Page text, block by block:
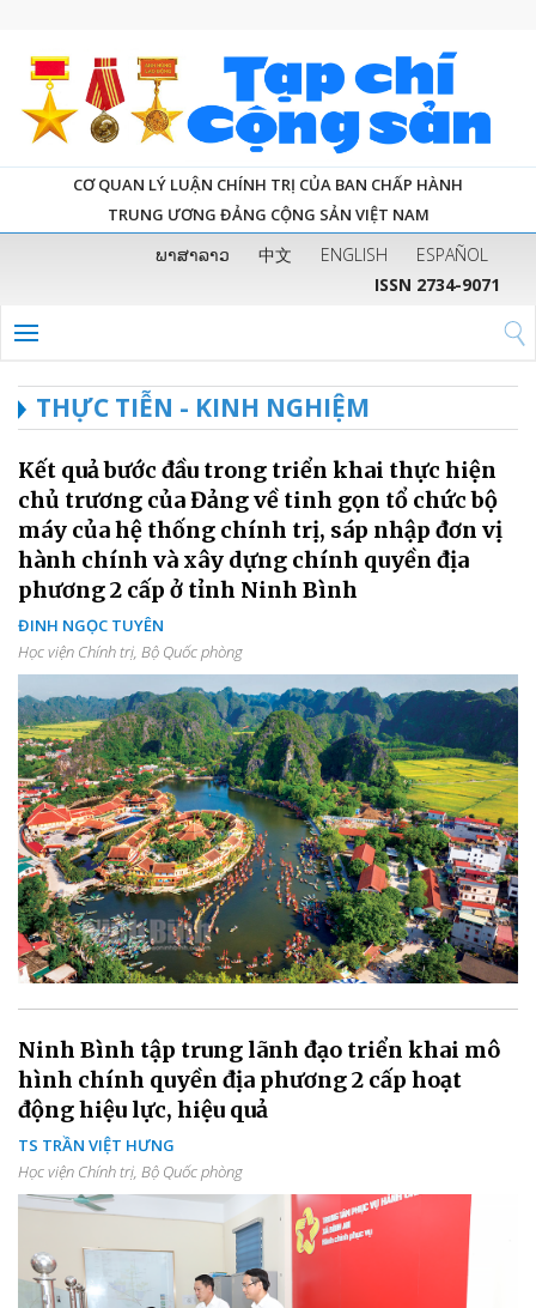
CƠ QUAN LÝ LUẬN CHÍNH TRỊ CỦA BAN CHẤP HÀNH
TRUNG ƯƠNG ĐẢNG CỘNG SẢN VIỆT NAM
ພາສາລາວ 中文 ENGLISH
ESPAÑOL
ISSN 2734-9071
THỰC TIỄN - KINH NGHIỆM
Kết quả bước đầu trong triển khai thực hiện
chủ trương của Đảng về tinh gọn tổ chức bộ
máy của hệ thống chính trị, sáp nhập đơn vị
hành chính và xây dựng chính quyền địa
phương 2 cấp ở tỉnh Ninh Bình
ĐINH NGỌC TUYÊN
Học viện Chính trị, Bộ Quốc phòng
Ninh Bình tập trung lãnh đạo triển khai mô
hình chính quyền địa phương 2 cấp hoạt
động hiệu lực, hiệu quả
TS TRẦN VIỆT HƯNG
Học viện Chính trị, Bộ Quốc phòng